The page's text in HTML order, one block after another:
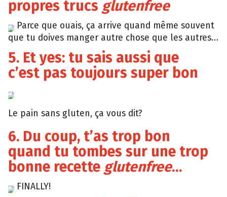
propres trucs glutenfree
Tumblr
Parce que ouais, ça arrive quand même souvent
que tu doives manger autre chose que les autres…
5. Et yes: tu sais aussi que
c’est pas toujours super bon
Giphy
Le pain sans gluten, ça vous dit?
6. Du coup, t’as trop bon
quand tu tombes sur une trop
bonne recette glutenfree…
Tumblr
FINALLY!